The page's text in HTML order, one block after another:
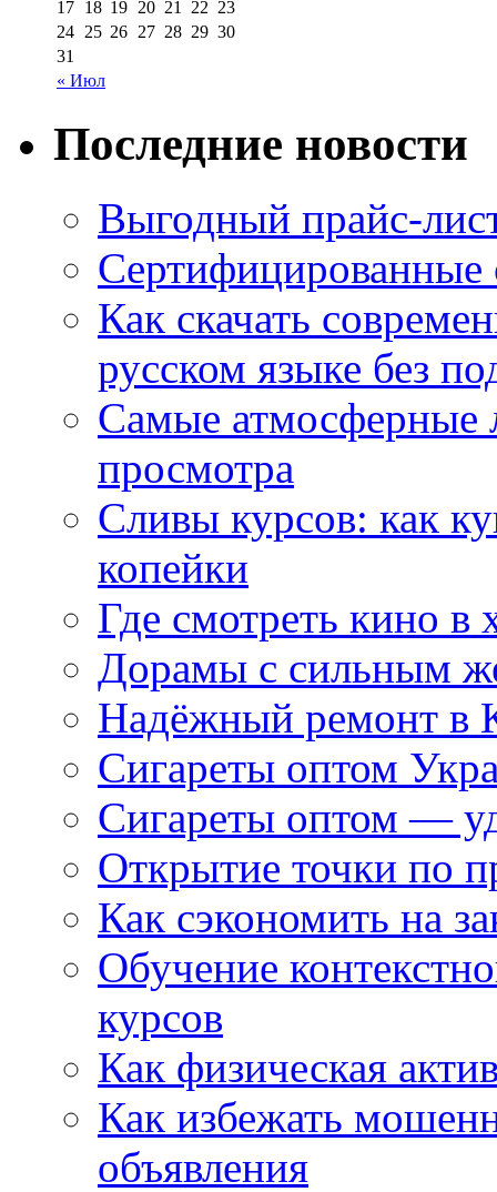
« Июл
17 18 19 20 21 22 23
24 25 26 27 28 29 30
31
Последние новости
Выгодный прайс-
Как скачать
русском языке без
Самые атмосферные
просмотра
Сливы курсов: как
копейки
Где смотреть кино в
Дорамы с сильным
Надёжный ремонт в
Сигареты оптом
Сигареты оптом —
Открытие точки по
Как сэкономить на
Обучение
курсов
Как физическая
Как избежать
объявления